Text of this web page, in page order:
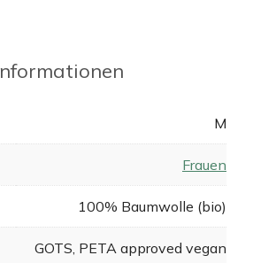
M
Frauen
100% Baumwolle (bio)
GOTS, PETA approved vegan